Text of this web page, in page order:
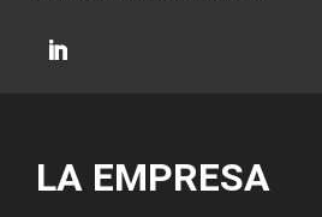
LA EMPRESA